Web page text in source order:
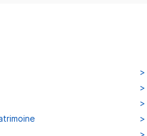
>
>
>
>
>